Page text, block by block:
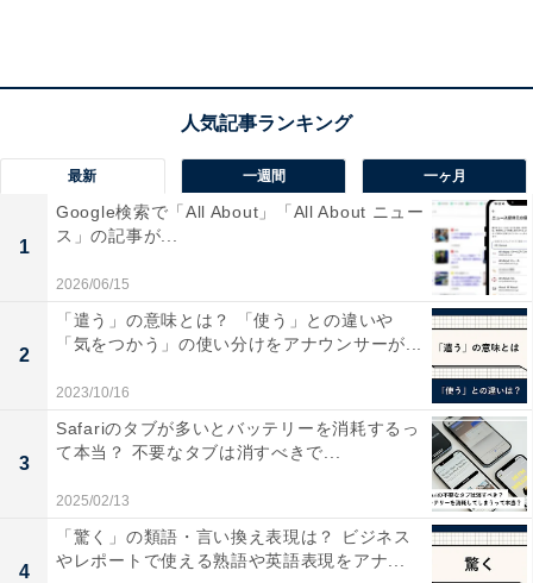
「探す（iPhoneを探す）」機能をオフにしておく
iPhoneを紛失した際に便利な「探す（iPhoneを探す）」
機能を無効にしましょう。iCloudと連動した機能なの
で、サインアウトすれば「探す（iPhoneを探す）」も自
最新 一週間 一ヶ月
1
Google検索で「All About」「All About ニュー
ス」の記事が...
2026/06/15
2
「遣う」の意味とは？ 「使う」との違いや
「気をつかう」の使い分けをアナウンサーが...
2023/10/16
3
Safariのタブが多いとバッテリーを消耗するっ
て本当？ 不要なタブは消すべきで...
2025/02/13
4
「驚く」の類語・言い換え表現は？ ビジネス
やレポートで使える熟語や英語表現をアナ...